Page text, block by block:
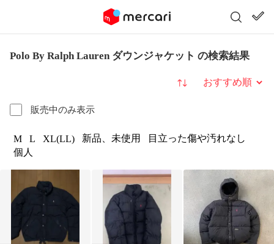
Polo By Ralph Lauren ダウンジャケット の検索結果
販売中のみ表示
並び替え
M L XL(LL) 新品、未使用
目立った傷や汚れなし
個人